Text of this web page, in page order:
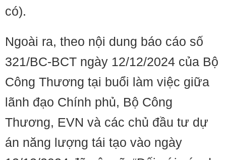
có).
Ngoài ra, theo nội dung báo cáo số
321/BC-BCT ngày 12/12/2024 của Bộ
Công Thương tại buổi làm việc giữa
lãnh đạo Chính phủ, Bộ Công
Thương, EVN và các chủ đầu tư dự
án năng lượng tái tạo vào ngày